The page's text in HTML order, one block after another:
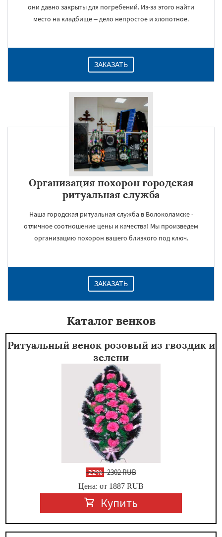
они давно закрыты для погребений. Из-за этого найти
место на кладбище – дело непростое и хлопотное.
ЗАКАЗАТЬ
Организация похорон городская
ритуальная служба
Наша городская ритуальная служба в Волоколамске -
отличное соотношение цены и качества! Мы произведем
организацию похорон вашего близкого под ключ.
ЗАКАЗАТЬ
Каталог венков
Ритуальный венок розовый из гвоздик и
зелени
-22%2302 RUB
Цена: от 1887 RUB
Купить